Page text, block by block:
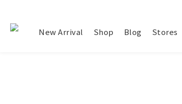
New Arrival Shop Blog Stores